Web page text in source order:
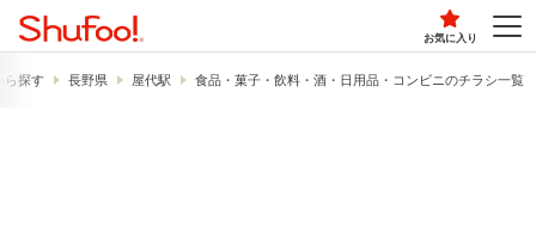
お気に入り
ら探す 長野県 屋代駅 食品・菓子・飲料・酒・日用品・コンビニのチラシ一覧